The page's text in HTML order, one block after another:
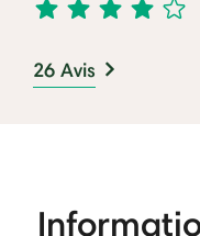
26 Avis